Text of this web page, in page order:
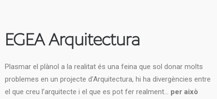
EGEA Arquitectura
Plasmar el plànol a la realitat és una feina que sol donar molts
problemes en un projecte d’Arquitectura, hi ha divergències entre
el que creu l’arquitecte i el que es pot fer realment… per això